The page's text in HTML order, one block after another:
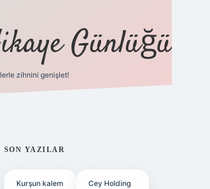
Günlüğü
zihnini genişlet!
SIDEBAR
SON YAZILAR
Kurşun kalem
Cey Holding